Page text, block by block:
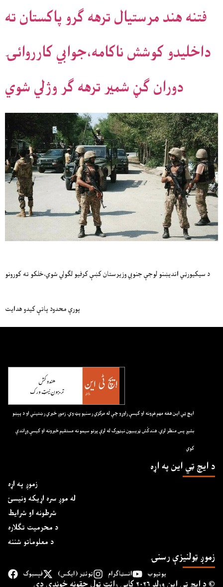
فتنه هند مرستيال ترهه ګرو پاکستان ته
داخليدو کوشش ناکامه،جوابي کارروائۍ
دوران ګڼ شمير ترهه ګر وژلي شوي
د سيکيورټي انديښنو لوجې جنوبي وزيرستان کښې کرفيو لګولي شوي،خلکو ته کورونو
پورې محدود پاتې کيدو هدايت
ايچ ټي اين هغه مهم غږونه او کيسې راوړو چې له مرکزي رسنيو پټ وي. زموږ خبري رښتيني او د پېښو
بشپړ پس منظر لري. هندکُش ټريبيون نيټورک له لرې پرتو سيمو نه مستقيم خبرونه او کيسې وړاندې
کوي
د ايچ ټي اين په اړه
زموږ په اړه
له موږ سره اړیکه ونیسئ
شرطونه او شرایط
د محرمیت تګلاره
د معلوماتو شننه
زموږ ټولنیزې رسنۍ
فېسبوک ټوئټر (ایکس) انسټاګرام یوتیوب